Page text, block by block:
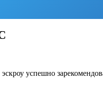
успешно